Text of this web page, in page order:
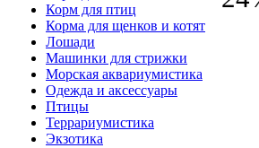
Корм для птиц
Корма для щенков и котят
Лошади
Машинки для стрижки
Морская аквариумистика
Одежда и аксессуары
Птицы
Террариумистика
Экзотика